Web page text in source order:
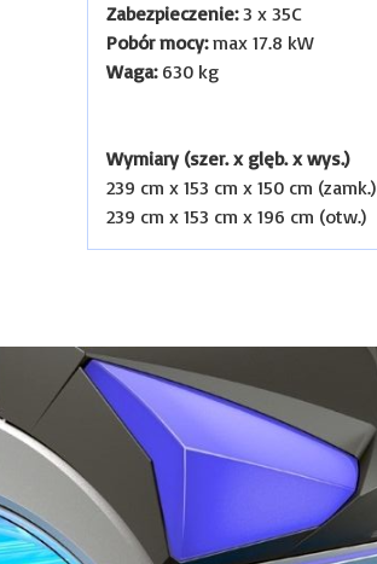
Zabezpieczenie:3 x 35C
Pobór mocy:max 17.8 kW
Waga: 630 kg
Wymiary (szer. x glęb. x wys.)
239 cm x 153 cm x 150 cm (zamk.)
239 cm x 153 cm x 196 cm (otw.)